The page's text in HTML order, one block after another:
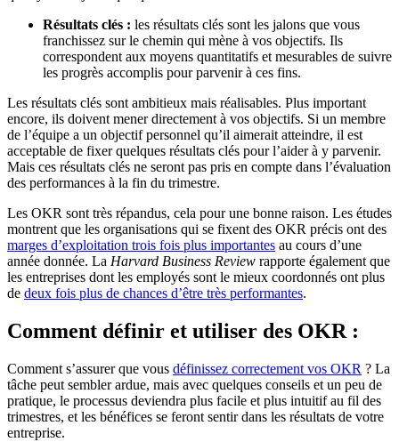
Résultats clés : les résultats clés sont les jalons que vous
franchissez sur le chemin qui mène à vos objectifs. Ils
correspondent aux moyens quantitatifs et mesurables de suivre
les progrès accomplis pour parvenir à ces fins.
Les résultats clés sont ambitieux mais réalisables. Plus important
encore, ils doivent mener directement à vos objectifs. Si un membre
de l’équipe a un objectif personnel qu’il aimerait atteindre, il est
acceptable de fixer quelques résultats clés pour l’aider à y parvenir.
Mais ces résultats clés ne seront pas pris en compte dans l’évaluation
des performances à la fin du trimestre.
Les OKR sont très répandus, cela pour une bonne raison. Les études
montrent que les organisations qui se fixent des OKR précis ont des
marges d’exploitation trois fois plus importantes au cours d’une
année donnée. La Harvard Business Review rapporte également que
les entreprises dont les employés sont le mieux coordonnés ont plus
de deux fois plus de chances d’être très performantes.
Comment définir et utiliser des OKR :
Comment s’assurer que vous définissez correctement vos OKR ? La
tâche peut sembler ardue, mais avec quelques conseils et un peu de
pratique, le processus deviendra plus facile et plus intuitif au fil des
trimestres, et les bénéfices se feront sentir dans les résultats de votre
entreprise.